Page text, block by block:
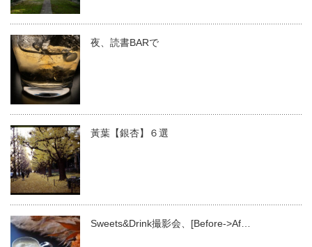
夜、読書BARで
黃葉【銀杏】６選
Sweets&Drink撮影会、[Before->Af…